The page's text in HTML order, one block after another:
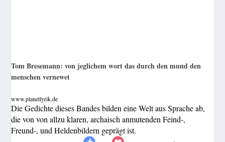
Tom Bresemann: von jeglichem wort das durch den mund den
menschen vernewet
www.planetlyrik.de
Die Gedichte dieses Bandes bilden eine Welt aus Sprache ab,
die von von allzu klaren, archaisch anmutenden Feind-,
Freund-, und Heldenbildern geprägt ist.